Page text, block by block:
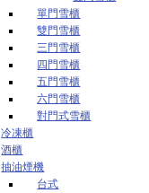
單門雪櫃
雙門雪櫃
三門雪櫃
四門雪櫃
五門雪櫃
六門雪櫃
對門式雪櫃
冷凍櫃
酒櫃
抽油煙機
台式